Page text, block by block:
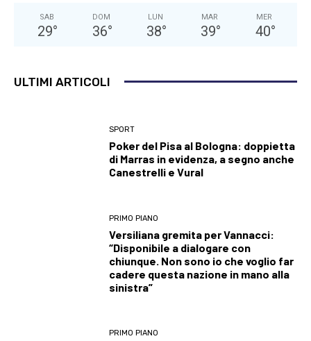
SAB
29°
DOM
36°
LUN
38°
MAR
39°
MER
40°
ULTIMI ARTICOLI
SPORT
Poker del Pisa al Bologna: doppietta
di Marras in evidenza, a segno anche
Canestrelli e Vural
PRIMO PIANO
Versiliana gremita per Vannacci:
“Disponibile a dialogare con
chiunque. Non sono io che voglio far
cadere questa nazione in mano alla
sinistra”
PRIMO PIANO